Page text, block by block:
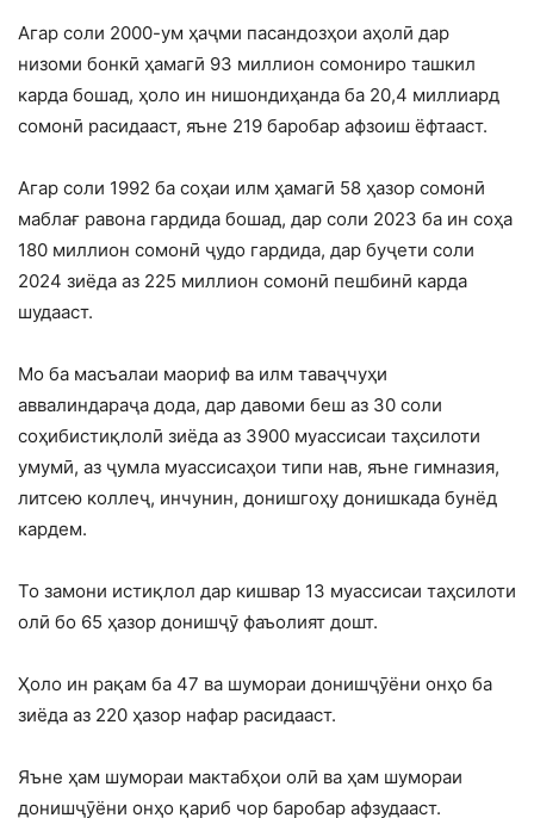
Агар соли 2000-ум ҳаҷми пасандозҳои аҳолӣ дар
низоми бонкӣ ҳамагӣ 93 миллион сомониро ташкил
карда бошад, ҳоло ин нишондиҳанда ба 20,4 миллиард
сомонӣ расидааст, яъне 219 баробар афзоиш ёфтааст.
Агар соли 1992 ба соҳаи илм ҳамагӣ 58 ҳазор сомонӣ
маблағ равона гардида бошад, дар соли 2023 ба ин соҳа
180 миллион сомонӣ ҷудо гардида, дар буҷети соли
2024 зиёда аз 225 миллион сомонӣ пешбинӣ карда
шудааст.
Мо ба масъалаи маориф ва илм таваҷчуҳи
аввалиндараҷа дода, дар давоми беш аз 30 соли
соҳибистиқлолӣ зиёда аз 3900 муассисаи таҳсилоти
умумӣ, аз ҷумла муассисаҳои типи нав, яъне гимназия,
литсею коллеҷ, инчунин, донишгоҳу донишкада бунёд
кардем.
То замони истиқлол дар кишвар 13 муассисаи таҳсилоти
олӣ бо 65 ҳазор донишҷӯ фаъолият дошт.
Ҳоло ин рақам ба 47 ва шумораи донишҷӯёни онҳо ба
зиёда аз 220 ҳазор нафар расидааст.
Яъне ҳам шумораи мактабҳои олӣ ва ҳам шумораи
донишҷӯёни онҳо қариб чор баробар афзудааст.